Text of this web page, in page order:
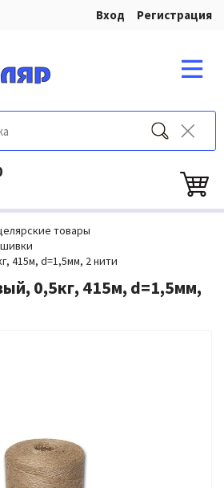
Вход Регистрация
товары
415м, d=1,5мм, 2 нити
0,5кг, 415м, d=1,5мм,